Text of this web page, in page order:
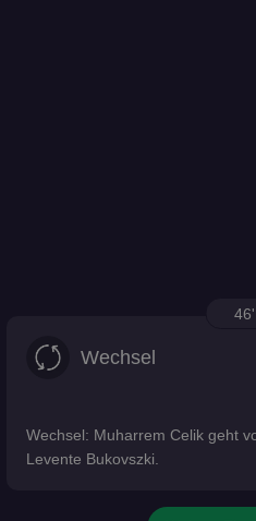
46'
Wechsel
Wechsel: Muharrem Celik geht
Levente Bukovszki.